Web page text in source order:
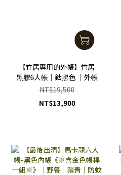
【竹居專用的外帳】竹居
黑膠6人帳｜鈦黑色 ｜外帳
NT$19,500
NT$13,900